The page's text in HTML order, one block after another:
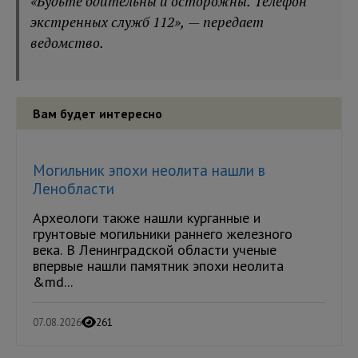
экстренных служб 112», — передает
ведомство.
Вам будет интересно
Могильник эпохи неолита нашли в
Ленобласти
Археологи также нашли курганные и
грунтовые могильники раннего железного
века. В Ленинградской области ученые
впервые нашли памятник эпохи неолита
&md...
07.08.2026 261